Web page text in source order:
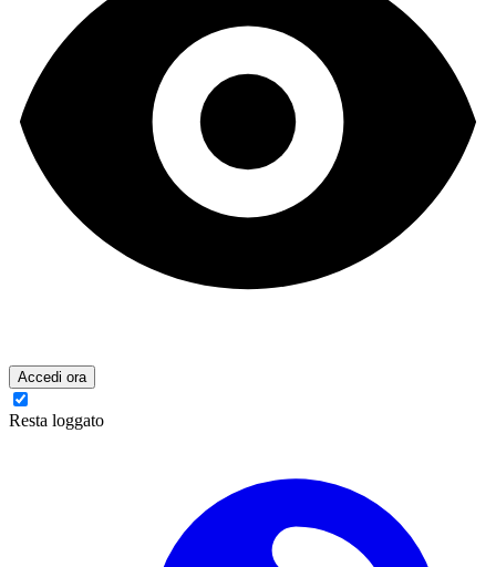
Accedi ora
Resta loggato